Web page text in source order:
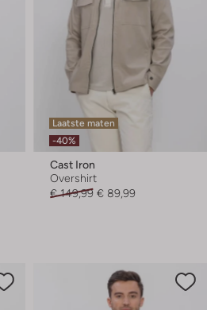
Laatste maten
-40%
Cast Iron
Overshirt
€ 149,99 € 89,99